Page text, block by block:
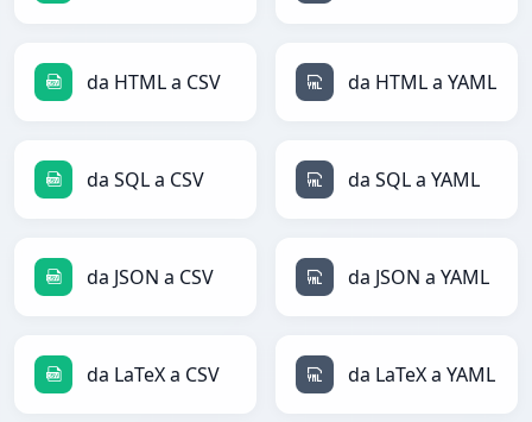
da HTML a CSV da HTML a YAML
da SQL a CSV da SQL a YAML
da JSON a CSV da JSON a YAML
da LaTeX a CSV da LaTeX a YAML